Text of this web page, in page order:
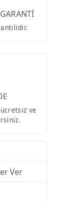
ve
Ver